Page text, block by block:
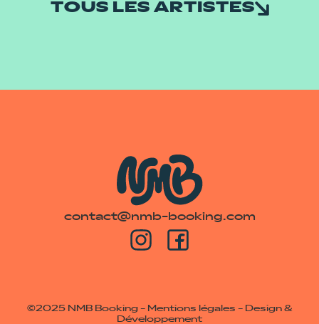
TOUS LES ARTISTES
contact@nmb-booking.com
©2025 NMB Booking - Mentions légales - Design &
Développement